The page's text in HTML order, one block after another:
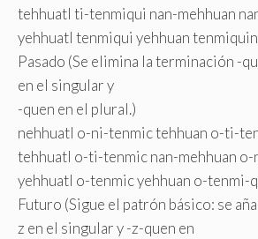
tehhuatl ti-tenmiqui nan-mehhuan
yehhuatl tenmiqui yehhuan tenmiquin
Pasado (Se elimina la terminación -
en el singular y
-quen en el plural.)
nehhuatl o-ni-tenmic tehhuan o-ti-
tehhuatl o-ti-tenmic nan-mehhuan
yehhuatl o-tenmic yehhuan o-tenmi-
Futuro (Sigue el patrón básico: se
z en el singular y -z-quen en